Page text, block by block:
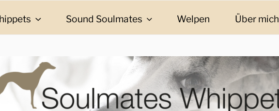
Sound Soulmates Welpen Über mich